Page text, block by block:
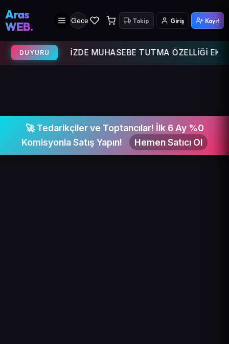
Aras
WEB.
Gece Takip Giriş Kayıt
DUYURU
SİTEMİZDE MUHASEBE TUTMA ÖZELLİĞİ
🚀 Tedarikçiler ve Toptancılar! İlk 6 Ay %0
Komisyonla Satış Yapın!
Hemen Satıcı Ol